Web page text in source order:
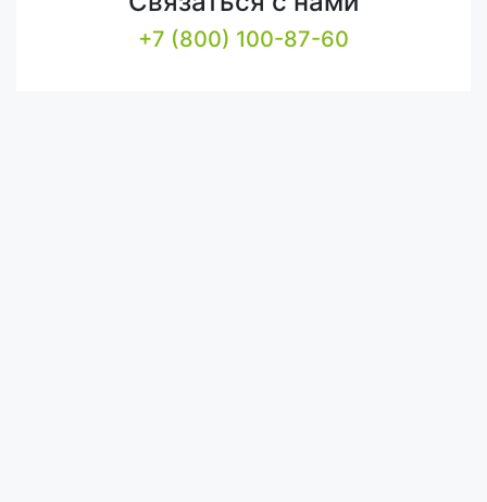
+7 (800) 100-87-60